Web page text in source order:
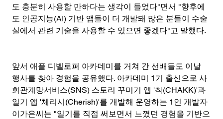
도 충분히 사용할 만하다는 생각이 들었다"면서 "향후에
도 인공지능(AI) 기반 앱들이 더 개발돼 많은 분들이 수술
실에서 관련 기술을 사용할 수 있으면 좋겠다"고 말했다.
앞서 애플 디벨로퍼 아카데미를 거쳐 간 선배들도 이날
행사를 찾아 경험을 공유했다. 아카데미 1기 출신으로 사
회관계망서비스(SNS) 스토리 꾸미기 앱 '착(CHAKK)'과
일기 앱 '체리시(Cherish)'를 개발해 운영하는 1인 개발자
이가은씨는 "일기를 직접 써보면서 느꼈던 경험을 기반으